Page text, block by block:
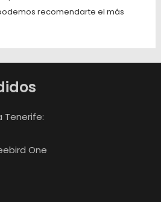
recomendarte el más
Tenerife:
One